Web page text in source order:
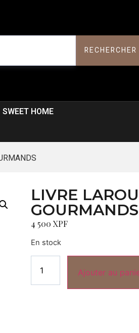
RECHERCHER
SWEET HOME
LIVRE
GOURMANDS
4 500 XPF
En stock
Ajouter au